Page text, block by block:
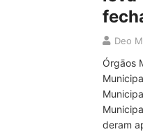
Deo
Órgāos
deram